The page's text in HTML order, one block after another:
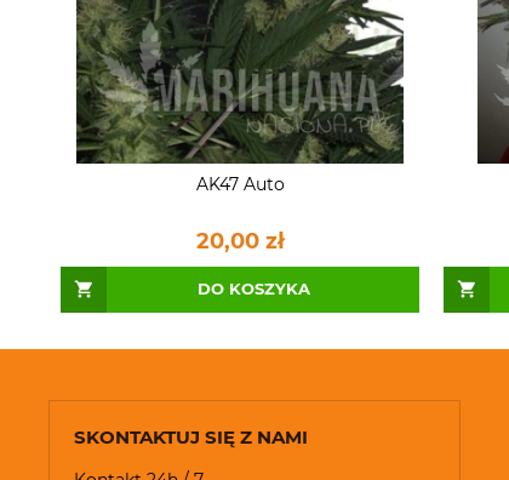
AK47 Auto
20,00 zł
DO KOSZYKA
SKONTAKTUJ SIĘ Z NAMI